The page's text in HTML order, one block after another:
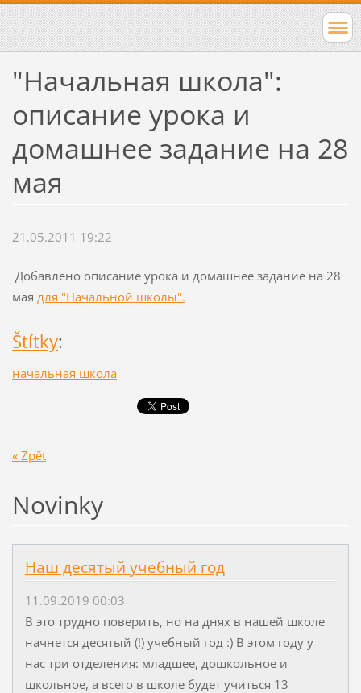
"Начальная школа":
описание урока и
домашнее задание на 28
мая
21.05.2011 19:22
Добавлено описание урока и домашнее задание на 28
мая для "Начальной школы".
Štítky:
начальная школа
« Zpět
Novinky
Наш десятый учебный год
11.09.2019 00:03
В это трудно поверить, но на днях в нашей школе
начнется десятый (!) учебный год :) В этом году у
нас три отделения: младшее, дошкольное и
школьное, а всего в школе будет учиться 13